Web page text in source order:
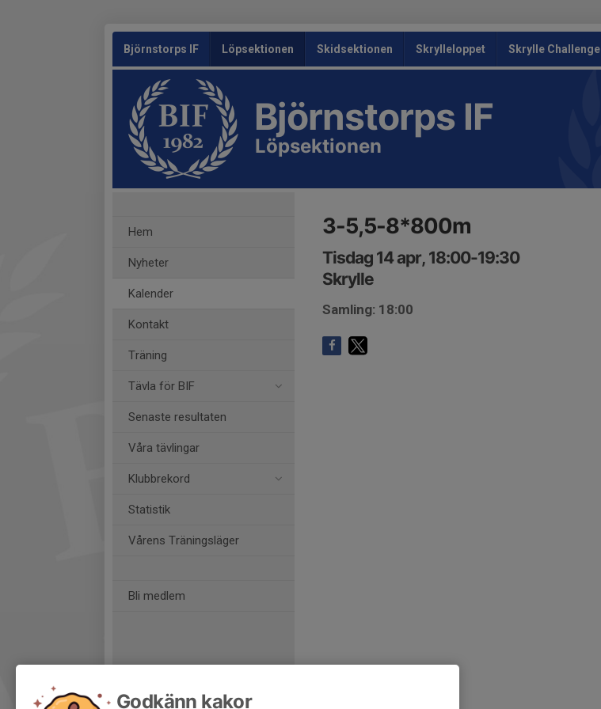
Björnstorps IF Löpsektionen Skidsektionen Skrylleloppet Skrylle Challenge
Björnstorps IF
Löpsektionen
Hem
Nyheter
Kalender
Kontakt
Träning
Tävla för BIF
Senaste resultaten
Våra tävlingar
Klubbrekord
Statistik
Vårens Träningsläger
Bli medlem
3-5,5-8*800m
Tisdag 14 apr, 18:00-19:30
Skrylle
Samling: 18:00
Godkänn kakor